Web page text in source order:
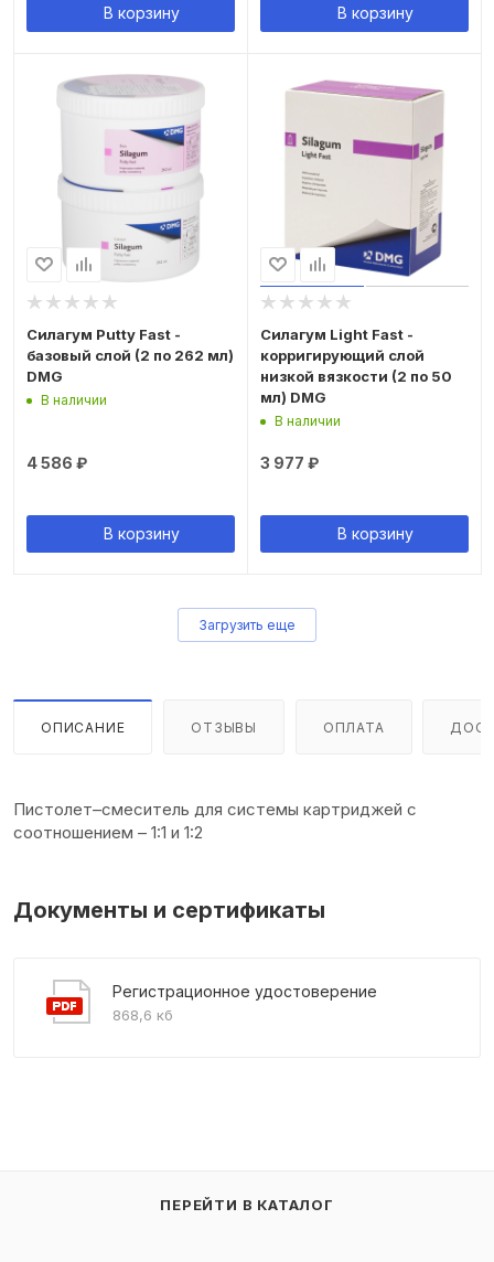
В корзину В корзину
Силагум Putty Fast -
базовый слой (2 по 262 мл)
DMG
В наличии
4 586 ₽
В корзину
Силагум Light Fast -
корригирующий слой
низкой вязкости (2 по 50
мл) DMG
В наличии
3 977 ₽
В корзину
Загрузить еще
ОПИСАНИЕ ОТЗЫВЫ ОПЛАТА
Пистолет–смеситель для системы картриджей с
соотношением – 1:1 и 1:2
Документы и сертификаты
Регистрационное удостоверение
868,6 кб
ПЕРЕЙТИ В КАТАЛОГ